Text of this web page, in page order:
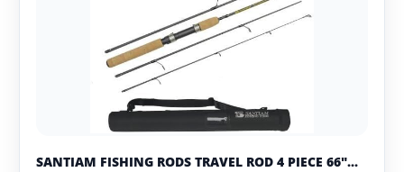
SANTIAM FISHING RODS TRAVEL ROD 4 PIECE 66"...